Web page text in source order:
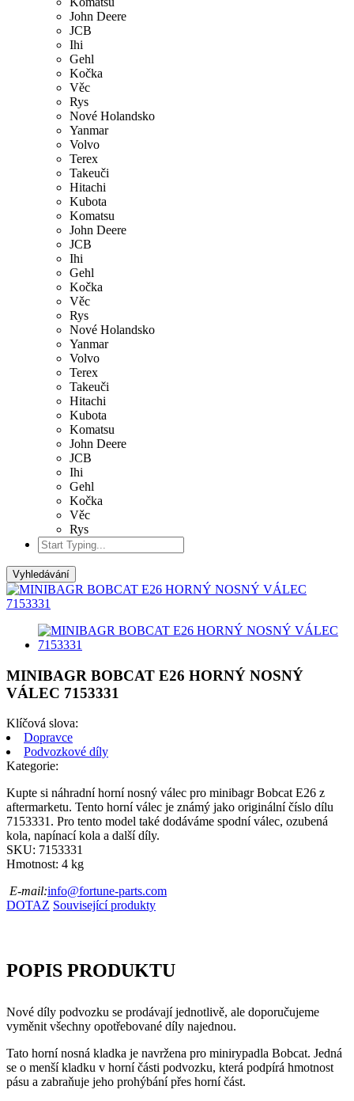
John Deere
JCB
Ihi
Gehl
Kočka
Věc
Rys
Nové Holandsko
Yanmar
Volvo
Terex
Takeuči
Hitachi
Kubota
Komatsu
John Deere
JCB
Ihi
Gehl
Kočka
Věc
Rys
Nové Holandsko
Yanmar
Volvo
Terex
Takeuči
Hitachi
Kubota
Komatsu
John Deere
JCB
Ihi
Gehl
Kočka
Věc
Rys
Vyhledávání
MINIBAGR BOBCAT E26 HORNÝ NOSNÝ
VÁLEC 7153331
Klíčová slova:
Dopravce
Podvozkové díly
Kategorie:
Kupte si náhradní horní nosný válec pro minibagr Bobcat E26 z
aftermarketu. Tento horní válec je známý jako originální číslo dílu
7153331. Pro tento model také dodáváme spodní válec, ozubená
kola, napínací kola a další díly.
SKU: 7153331
Hmotnost: 4 kg
E-mail:info@fortune-parts.com
DOTAZ Související produkty
POPIS PRODUKTU
Nové díly podvozku se prodávají jednotlivě, ale doporučujeme
vyměnit všechny opotřebované díly najednou.
Tato horní nosná kladka je navržena pro minirypadla Bobcat. Jedná
se o menší kladku v horní části podvozku, která podpírá hmotnost
pásu a zabraňuje jeho prohýbání přes horní část.